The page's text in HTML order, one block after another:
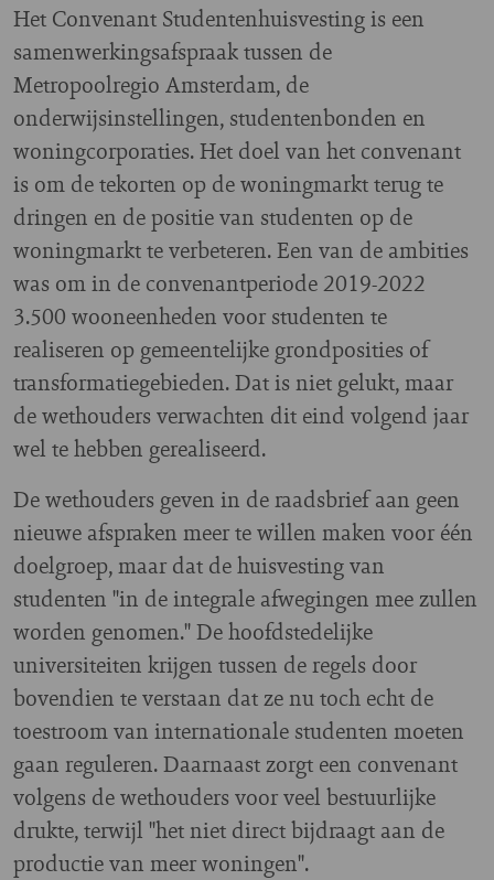
Het Convenant Studentenhuisvesting is een
samenwerkingsafspraak tussen de
Metropoolregio Amsterdam, de
onderwijsinstellingen, studentenbonden en
woningcorporaties. Het doel van het convenant
is om de tekorten op de woningmarkt terug te
dringen en de positie van studenten op de
woningmarkt te verbeteren. Een van de ambities
was om in de convenantperiode 2019-2022
3.500 wooneenheden voor studenten te
realiseren op gemeentelijke grondposities of
transformatiegebieden. Dat is niet gelukt, maar
de wethouders verwachten dit eind volgend jaar
wel te hebben gerealiseerd.
De wethouders geven in de raadsbrief aan geen
nieuwe afspraken meer te willen maken voor één
doelgroep, maar dat de huisvesting van
studenten "in de integrale afwegingen mee zullen
worden genomen." De hoofdstedelijke
universiteiten krijgen tussen de regels door
bovendien te verstaan dat ze nu toch echt de
toestroom van internationale studenten moeten
gaan reguleren. Daarnaast zorgt een convenant
volgens de wethouders voor veel bestuurlijke
drukte, terwijl "het niet direct bijdraagt aan de
productie van meer woningen".